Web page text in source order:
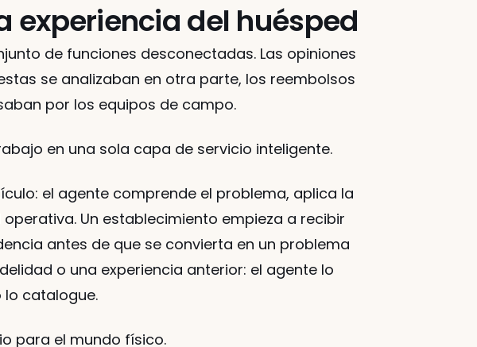
experiencia del huésped
de funciones desconectadas. Las opiniones
se analizaban en otra parte, los reembolsos
por los equipos de campo.
en una sola capa de servicio inteligente.
el agente comprende el problema, aplica la
Un establecimiento empieza a recibir
antes de que se convierta en un problema
o una experiencia anterior: el agente lo
lo catalogue.
para el mundo físico.